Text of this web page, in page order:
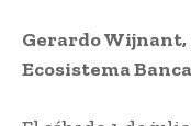
Gerardo Wijnant,
Ecosistema